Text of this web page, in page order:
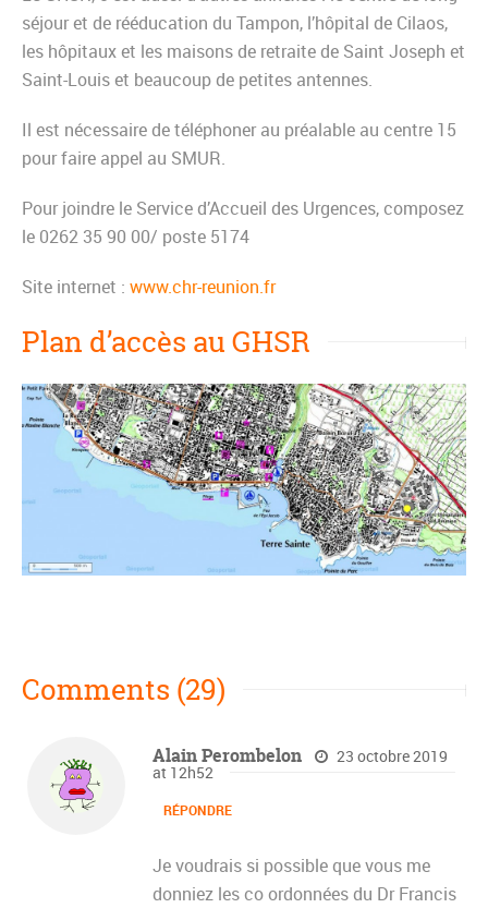
séjour et de rééducation du Tampon, l’hôpital de Cilaos,
les hôpitaux et les maisons de retraite de Saint Joseph et
Saint-Louis et beaucoup de petites antennes.
Il est nécessaire de téléphoner au préalable au centre 15
pour faire appel au SMUR.
Pour joindre le Service d’Accueil des Urgences, composez
le 0262 35 90 00/ poste 5174
Site internet : www.chr-reunion.fr
Plan d’accès au GHSR
Comments (29)
Alain Perombelon 23 octobre 2019
at 12h52
RÉPONDRE
Je voudrais si possible que vous me
donniez les co ordonnées du Dr Francis